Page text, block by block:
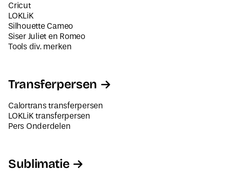
Cricut
LOKLiK
Silhouette Cameo
Siser Juliet en Romeo
Tools div. merken
Transferpersen
Calortrans transferpersen
LOKLiK transferpersen
Pers Onderdelen
Sublimatie